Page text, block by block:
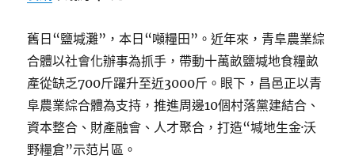
舊日“鹽堿灘”，本日“噸糧田”。近年來，青阜農業綜
合體以社會化辦事為抓手，帶動十萬畝鹽堿地食糧畝
產從缺乏700斤躍升至近3000斤。眼下，昌邑正以青
阜農業綜合體為支持，推進周邊10個村落黨建結合、
資本整合、財產融會、人才聚合，打造“堿地生金·沃
野糧倉”示范片區。